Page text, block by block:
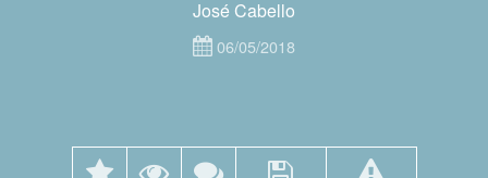
José Cabello
06/05/2018